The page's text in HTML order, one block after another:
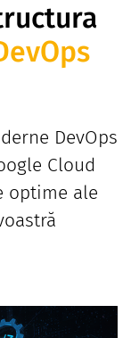
DevOps
Cloud
optime ale